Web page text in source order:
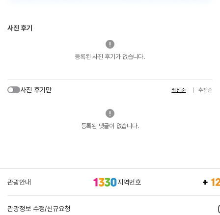
사진 후기
등록된 사진 후기가 없습니다.
사진 후기만 최신순 추천순
등록된 댓글이 없습니다.
관광안내 지역번호
관광정보 수정/신규요청